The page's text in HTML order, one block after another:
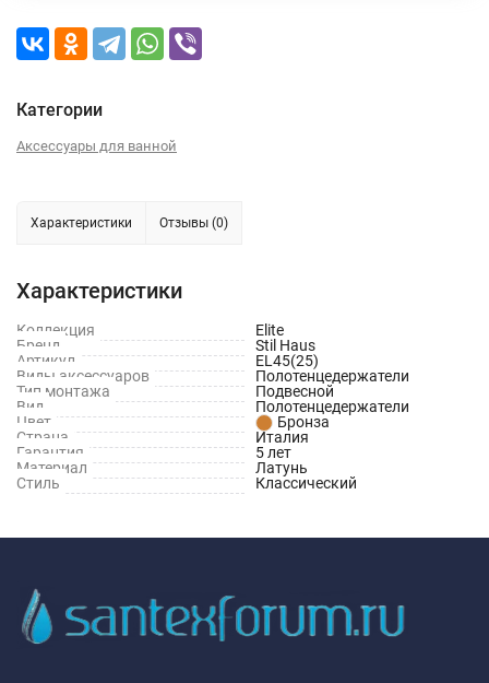
Категории
Аксессуары для ванной
Характеристики Отзывы (0)
Характеристики
Коллекция
Elite
Бренд
Stil Haus
Артикул
EL45(25)
Виды аксессуаров
Полотенцедержатели
Тип монтажа
Подвесной
Вид
Полотенцедержатели
Цвет
Бронза
Страна
Италия
Гарантия
5 лет
Материал
Латунь
Стиль
Классический